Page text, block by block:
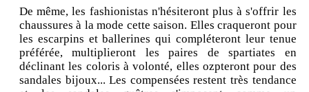
De même, les fashionistas n'hésiteront plus à s'offrir les
chaussures à la mode cette saison. Elles craqueront pour
les escarpins et ballerines qui compléteront leur tenue
préférée, multiplieront les paires de spartiates en
déclinant les coloris à volonté, elles ozpteront pour des
sandales bijoux... Les compensées restent très tendance